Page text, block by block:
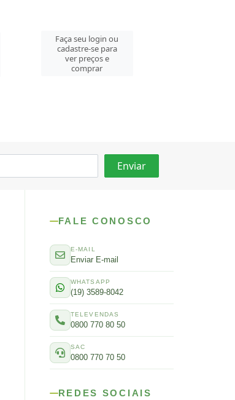
Faça seu login ou
cadastre-se para
ver preços e
comprar
FALE CONOSCO
E-MAIL
Enviar E-mail
WHATSAPP
(19) 3589-8042
TELEVENDAS
0800 770 80 50
SAC
0800 770 70 50
REDES SOCIAIS